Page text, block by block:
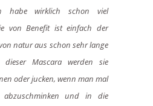
habe wirklich schon viel
von Benefit ist einfach der
natur aus schon sehr lange
Mascara werden sie
oder jucken, wenn man mal
abzuschminken und in die